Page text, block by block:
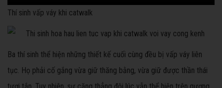
Thí sinh vấp váy khi catwalk
Ba thí sinh thể hiện những thiết kế cuối cùng đều bị vấp váy liên
tục. Họ phải cố gắng vừa giữ thăng bằng, vừa giữ được thần thái